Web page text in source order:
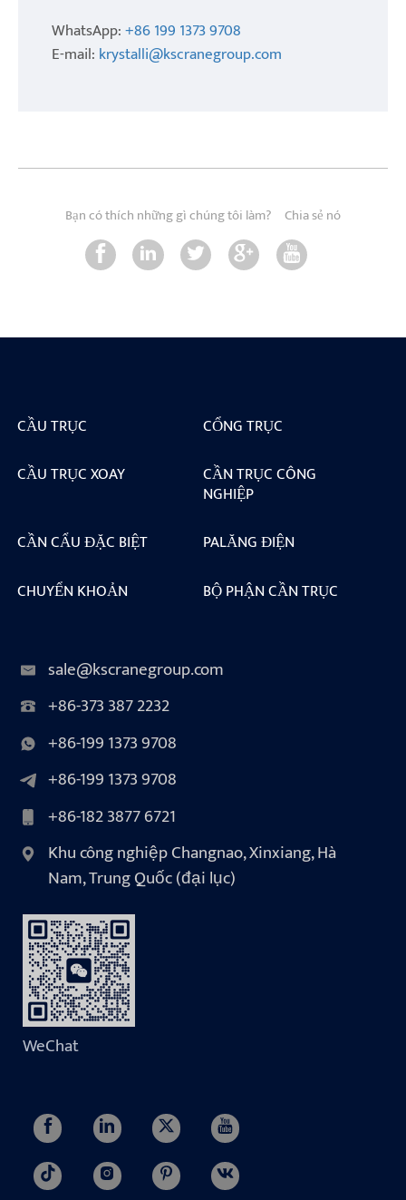
WhatsApp:+86 199 1373 9708
E-mail: krystalli@kscranegroup.com
Bạn có thích những gì chúng tôi làm? Chia sẻ nó
CẦU TRỤC
CỔNG TRỤC
CẦU TRỤC XOAY
CẦN TRỤC CÔNG
NGHIỆP
CẦN CẨU ĐẶC BIỆT
PALĂNG ĐIỆN
CHUYỂN KHOẢN
BỘ PHẬN CẦN TRỤC
sale@kscranegroup.com
+86-373 387 2232
+86-199 1373 9708
+86-199 1373 9708
+86-182 3877 6721
Khu công nghiệp Changnao, Xinxiang, Hà
Nam, Trung Quốc (đại lục)
WeChat